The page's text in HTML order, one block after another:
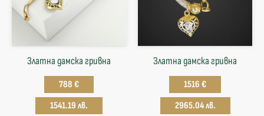
Златна дамска гривна
788 €
1541.19 лв.
Златна дамска гривна
1516 €
2965.04 лв.